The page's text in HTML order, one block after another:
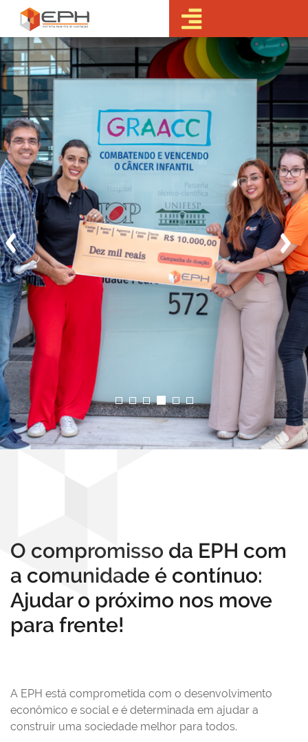
•Sobre a EPH
•Blog
•Empreendimentos
Lançamentos
Lançamentos
Em obras
Realizados
• Portal do
Cliente
•Fale Conosco
•Trabalhe
Conosco
•Parcerias
O compromisso da EPH com
a comunidade é contínuo:
Ajudar o próximo nos move
para frente!
A EPH está comprometida com o desenvolvimento
econômico e social e é determinada em ajudar a
construir uma sociedade melhor para todos.